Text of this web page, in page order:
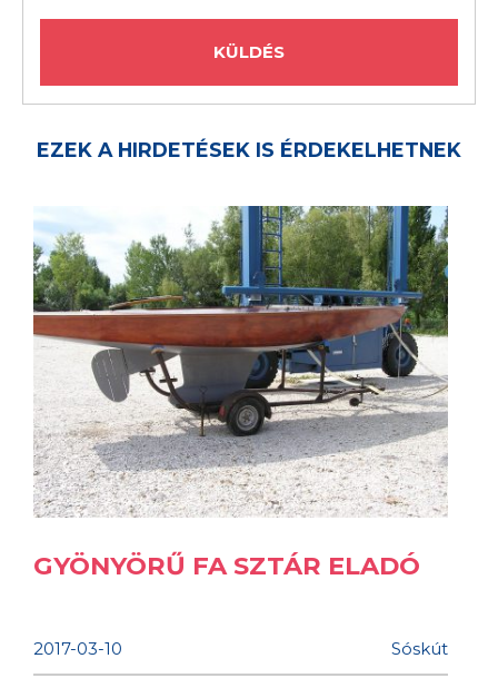
EZEK A HIRDETÉSEK IS ÉRDEKELHETNEK
GYÖNYÖRŰ FA SZTÁR ELADÓ
2017-03-10 Sóskút